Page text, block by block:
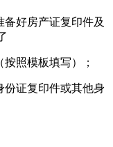
好房产证复印件及
照模板填写）；
份证复印件或其他身